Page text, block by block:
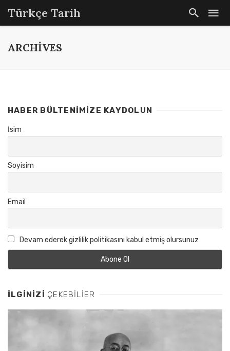
Türkçe Tarih
ARCHIVES
HABER BÜLTENIMIZE KAYDOLUN
İsim
Soyisim
Email
Devam ederek gizlilik politikasını kabul etmiş olursunuz
İLGINIZI ÇEKEBILIER